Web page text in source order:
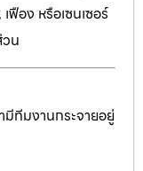
ฟือง หรือเซนเซอร์
น
มีทีมงานกระจายอยู่